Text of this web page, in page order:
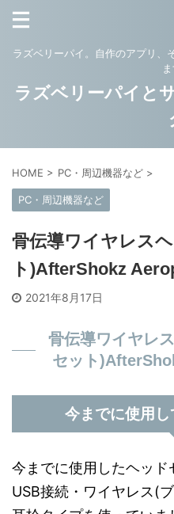
ラズベリーパイ。自作のアプリ、
ま
ラズベリーパイと
HOME > PC・周辺機器など >
PC・周辺機器など
骨伝導ワイヤレス
ト)AfterShokz
2021年8月17日
骨伝導ワイヤレ
セット
今までに使用
今までに使用したヘッド
USB接続・ワイヤレス(